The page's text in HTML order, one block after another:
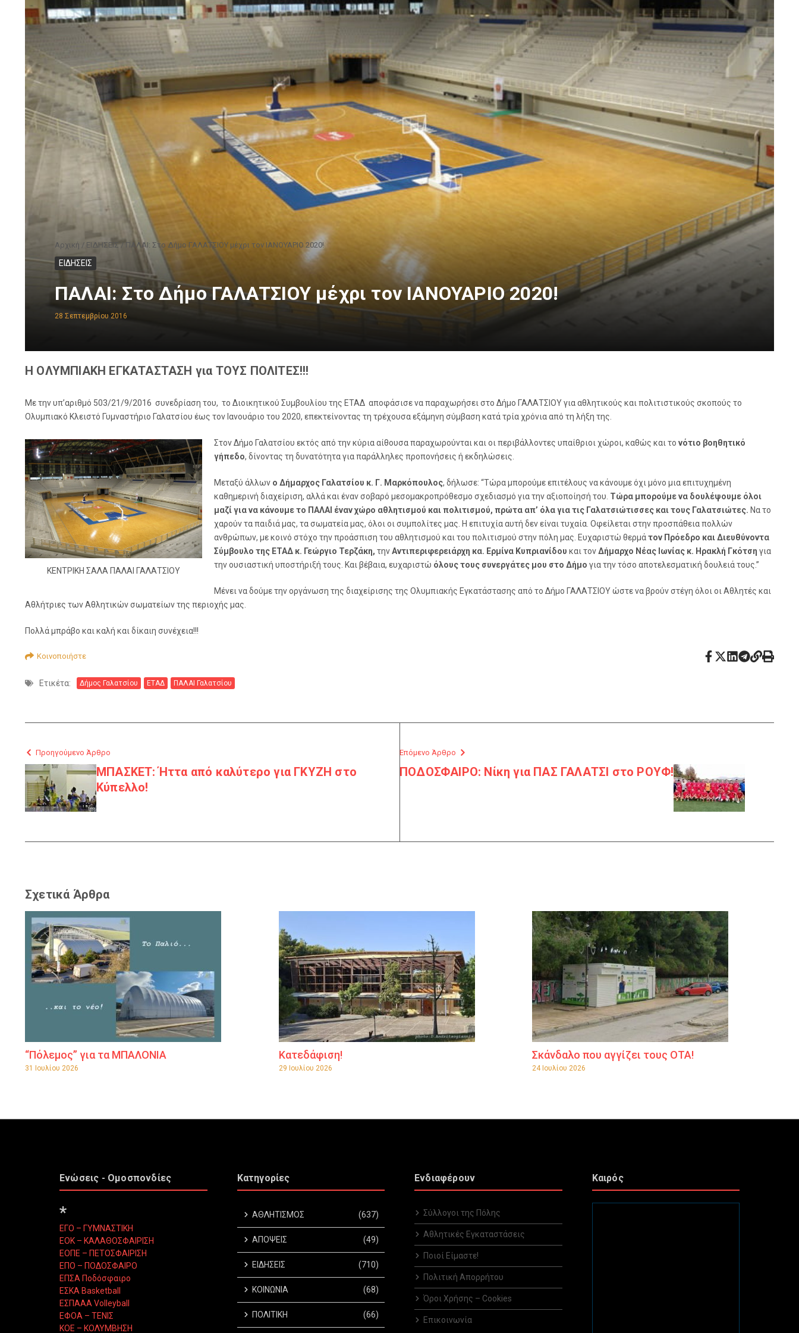
Αρχική / ΕΙΔΗΣΕΙΣ/ ΠΑΛΑΙ: Στο Δήμο ΓΑΛΑΤΣΙΟΥ μέχρι τον IANΟΥΑΡΙΟ 2020!
ΕΙΔΗΣΕΙΣ
ΠΑΛΑΙ: Στο Δήμο ΓΑΛΑΤΣΙΟΥ μέχρι τον IANΟΥΑΡΙΟ 2020!
28 Σεπτεμβρίου 2016
Η ΟΛΥΜΠΙΑΚΗ ΕΓΚΑΤΑΣΤΑΣΗ για ΤΟΥΣ ΠΟΛΙΤΕΣ!!!
Με την υπ’αριθμό 503/21/9/2016 συνεδρίαση του, το Διοικητικού Συμβουλίου της ΕΤΑΔ αποφάσισε να παραχωρήσει στο Δήμο ΓΑΛΑΤΣΙΟΥ για αθλητικούς και πολιτιστικούς σκοπούς το
Ολυμπιακό Κλειστό Γυμναστήριο Γαλατσίου έως τον Ιανουάριο του 2020, επεκτείνοντας τη τρέχουσα εξάμηνη σύμβαση κατά τρία χρόνια από τη λήξη της.
ΚΕΝΤΡΙΚΗ ΣΑΛΑ ΠΑΛΑΙ ΓΑΛΑΤΣΙΟΥ
Στον Δήμο Γαλατσίου εκτός από την κύρια αίθουσα παραχωρούνται και οι περιβάλλοντες υπαίθριοι χώροι, καθώς και το νότιο βοηθητικό
γήπεδο, δίνοντας τη δυνατότητα για παράλληλες προπονήσεις ή εκδηλώσεις.
Μεταξύ άλλων ο Δήμαρχος Γαλατσίου κ. Γ. Μαρκόπουλος, δήλωσε: “Τώρα μπορούμε επιτέλους να κάνουμε όχι μόνο μια επιτυχημένη
καθημερινή διαχείριση, αλλά και έναν σοβαρό μεσομακροπρόθεσμο σχεδιασμό για την αξιοποίησή του. Τώρα μπορούμε να δουλέψουμε όλοι
μαζί για να κάνουμε το ΠΑΛΑΙ έναν χώρο αθλητισμού και πολιτισμού, πρώτα απ’ όλα για τις Γαλατσιώτισσες και τους Γαλατσιώτες. Να το
χαρούν τα παιδιά μας, τα σωματεία μας, όλοι οι συμπολίτες μας. Η επιτυχία αυτή δεν είναι τυχαία. Οφείλεται στην προσπάθεια πολλών
ανθρώπων, με κοινό στόχο την προάσπιση του αθλητισμού και του πολιτισμού στην πόλη μας. Ευχαριστώ θερμάτον Πρόεδρο και Διευθύνοντα
Σύμβουλο της ΕΤΑΔ κ. Γεώργιο Τερζάκη, τηνΑντιπεριφερειάρχη κα. Ερμίνα Κυπριανίδου και τονΔήμαρχο Νέας Ιωνίας κ. Ηρακλή Γκότση για
την ουσιαστική υποστήριξή τους. Και βέβαια, ευχαριστώ όλους τους συνεργάτες μου στο Δήμο για την τόσο αποτελεσματική δουλειά τους.”
Μένει να δούμε την οργάνωση της διαχείρισης της Ολυμπιακής Εγκατάστασης από το Δήμο ΓΑΛΑΤΣΙΟΥ ώστε να βρούν στέγη όλοι οι Αθλητές και
Αθλήτριες των Αθλητικών σωματείων της περιοχής μας.
Πολλά μπράβο και καλή και δίκαιη συνέχεια!!!
Κοινοποιήστε
Ετικέτα: Δήμος Γαλατσίου ΕΤΑΔ ΠΑΛΑΙ Γαλατσίου
Προηγούμενο Άρθρο
ΜΠΑΣΚΕΤ: Ήττα από καλύτερο για ΓΚΥΖΗ στο
Κύπελλο!
Επόμενο Άρθρο
ΠΟΔΟΣΦΑΙΡΟ: Νίκη για ΠΑΣ ΓΑΛΑΤΣΙ στο ΡΟΥΦ!
Σχετικά Άρθρα
“Πόλεμος” για τα ΜΠΑΛΟΝΙΑ
31 Ιουλίου 2026
Κατεδάφιση!
29 Ιουλίου 2026
Σκάνδαλο που αγγίζει τους ΟΤΑ!
24 Ιουλίου 2026
Ενώσεις - Ομοσπονδίες
*
ΕΓΟ – ΓΥΜΝΑΣΤΙΚΗ
ΕΟΚ – ΚΑΛΑΘΟΣΦΑΙΡΙΣΗ
ΕΟΠΕ – ΠΕΤΟΣΦΑΙΡΙΣΗ
ΕΠΟ – ΠΟΔΟΣΦΑΙΡΟ
ΕΠΣΑ Ποδόσφαιρο
ΕΣΚΑ Basketball
ΕΣΠΑΑΑ Volleyball
ΕΦΟΑ – ΤΕΝΙΣ
ΚΟΕ – ΚΟΛΥΜΒΗΣΗ
Κατηγορίες
ΑΘΛΗΤΙΣΜΟΣ (637)
ΑΠΟΨΕΙΣ (49)
ΕΙΔΗΣΕΙΣ (710)
ΚΟΙΝΩΝΙΑ (68)
ΠΟΛΙΤΙΚΗ (66)
Ενδιαφέρουν
Σύλλογοι της Πόλης
Αθλητικές Εγκαταστάσεις
Ποιοί Είμαστε!
Πολιτική Απορρήτου
Όροι Χρήσης – Cookies
Επικοινωνία
Καιρός